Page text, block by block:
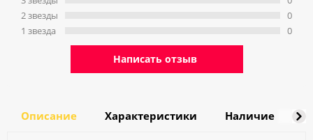
2 звeзды
1 звeзда
0
0
Написать отзыв
Описание Характеристики Наличие